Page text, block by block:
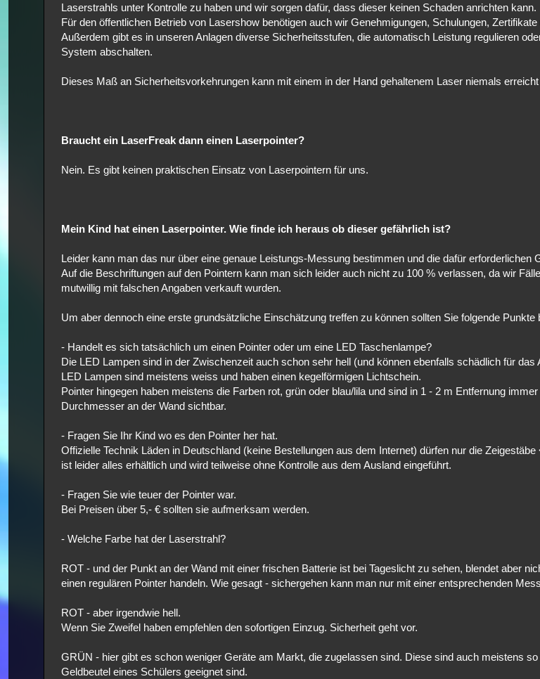
Laserstrahls unter Kontrolle zu haben und wir sorgen dafür, dass dieser keinen Schaden anrichten kann.
Für den öffentlichen Betrieb von Lasershow benötigen auch wir Genehmigungen, Schulungen,
Außerdem gibt es in unseren Anlagen diverse Sicherheitsstufen, die automatisch Leistung regulieren
System abschalten.
Dieses Maß an Sicherheitsvorkehrungen kann mit einem in der Hand gehaltenem Laser niemals
Braucht ein LaserFreak dann einen Laserpointer?
Nein. Es gibt keinen praktischen Einsatz von Laserpointern für uns.
Mein Kind hat einen Laserpointer. Wie finde ich heraus ob dieser gefährlich ist?
Leider kann man das nur über eine genaue Leistungs-Messung bestimmen und die dafür erforderlichen
Auf die Beschriftungen auf den Pointern kann man sich leider auch nicht zu 100 % verlassen, da wir
mutwillig mit falschen Angaben verkauft wurden.
Um aber dennoch eine erste grundsätzliche Einschätzung treffen zu können sollten Sie folgende Punkte
- Handelt es sich tatsächlich um einen Pointer oder um eine LED Taschenlampe?
Die LED Lampen sind in der Zwischenzeit auch schon sehr hell (und können ebenfalls schädlich für das
LED Lampen sind meistens weiss und haben einen kegelförmigen Lichtschein.
Pointer hingegen haben meistens die Farben rot, grün oder blau/lila und sind in 1 - 2 m Entfernung
Durchmesser an der Wand sichtbar.
- Fragen Sie Ihr Kind wo es den Pointer her hat.
Offizielle Technik Läden in Deutschland (keine Bestellungen aus dem Internet) dürfen nur die
ist leider alles erhältlich und wird teilweise ohne Kontrolle aus dem Ausland eingeführt.
- Fragen Sie wie teuer der Pointer war.
Bei Preisen über 5,- € sollten sie aufmerksam werden.
- Welche Farbe hat der Laserstrahl?
ROT - und der Punkt an der Wand mit einer frischen Batterie ist bei Tageslicht zu sehen, blendet aber
einen regulären Pointer handeln. Wie gesagt - sichergehen kann man nur mit einer entsprechenden
ROT - aber irgendwie hell.
Wenn Sie Zweifel haben empfehlen den sofortigen Einzug. Sicherheit geht vor.
GRÜN - hier gibt es schon weniger Geräte am Markt, die zugelassen sind. Diese sind auch meistens
Geldbeutel eines Schülers geeignet sind.